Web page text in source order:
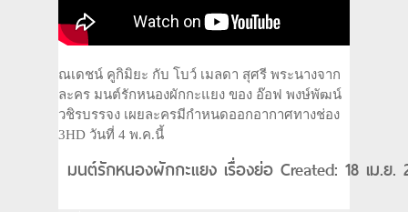
ณเดชน์ คูกิมิยะ กับ โบว์ เมลดา สุศรี พระนางจาก
ละคร มนต์รักหนองผักกะแยง ของ อ๊อฟ พงษ์พัฒน์
วชิรบรรจง เผยละครมีกำหนดออกอากาศทางช่อง
3HD วันที่ 4 พ.ค.นี้
มนต์รักหนองผักกะแยง เรื่องย่อ Created: 18 เม.ย.